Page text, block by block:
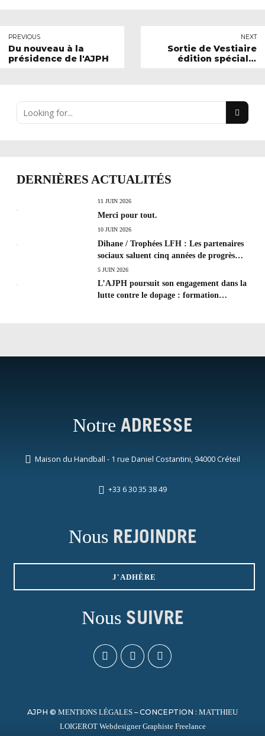
PREVIOUS
Du nouveau à la
présidence de l'AJPH
NEXT
Sortie de Vestiaire
édition spéciale,
DERNIÈRES ACTUALITÉS
11 JUIN 2026
Merci pour tout.
10 JUIN 2026
Dihane / Trophées LFH : Les partenaires
sociaux saluent cinq années de progrès
social et les efforts à poursuivre !
5 JUIN 2026
L’AJPH poursuit son engagement dans la
lutte contre le dopage : formation
Notre ADRESSE
Maison du Handball - 1 rue Daniel Costantini, 94000 Créteil
+33 6 30 35 38 49
Nous REJOINDRE
J'ADHÈRE
Nous SUIVRE
AJPH © MENTIONS LÉGALES – CONCEPTION : MATTHIEU
LOIGEROT Webdesigner Graphiste Freelance